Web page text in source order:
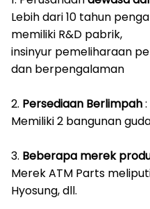
Lebih dari 10 tahun
memiliki R&D pabrik,
insinyur pemeliharaan
dan berpengalaman
2. Persediaan Berlimpah:
Memiliki 2 bangunan
3. Beberapa merek
Merek ATM Parts
Hyosung, dll.